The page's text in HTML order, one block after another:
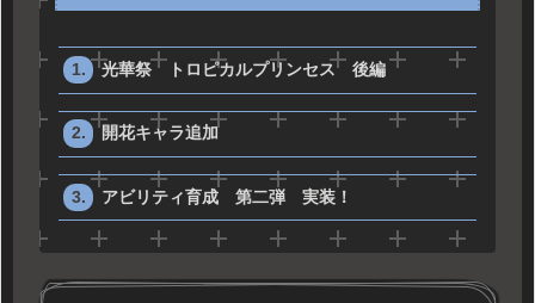
光華祭 トロピカルプリンセス 後編
開花キャラ追加
アビリティ育成 第二弾 実装！